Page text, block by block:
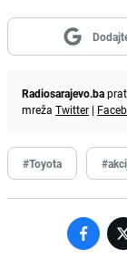
Radiosarajevo.ba
mreža Twitter |
#Toyota